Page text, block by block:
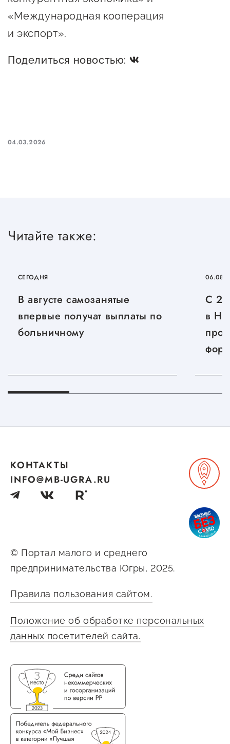
«Международная кооперация
и экспорт».
Поделиться новостью:
04.03.2026
Читайте также:
СЕГОДНЯ
В августе самозанятые
впервые получат выплаты по
больничному
С 27
в
© Портал малого и среднего
предпринимательства Югры, 2025.
Правила пользования сайтом.
Положение об обработке персональных
данных посетителей сайта.
КОНТАКТЫ
INFO@MB-UGRA.RU